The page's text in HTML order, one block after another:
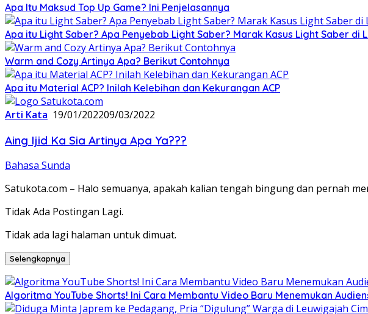
Apa Itu Maksud Top Up Game? Ini Penjelasannya
Apa itu Light Saber? Apa Penyebab Light Saber? Marak Kasus Light Saber
Warm and Cozy Artinya Apa? Berikut Contohnya
Apa itu Material ACP? Inilah Kelebihan dan Kekurangan ACP
Arti Kata 19/01/202209/03/2022
Aing Ijid Ka Sia Artinya Apa Ya???
Bahasa Sunda
Satukota.com – Halo semuanya, apakah kalian tengah bingung dan pernah
Tidak Ada Postingan Lagi.
Tidak ada lagi halaman untuk dimuat.
Selengkapnya
Algoritma YouTube Shorts! Ini Cara Membantu Video Baru Menemukan